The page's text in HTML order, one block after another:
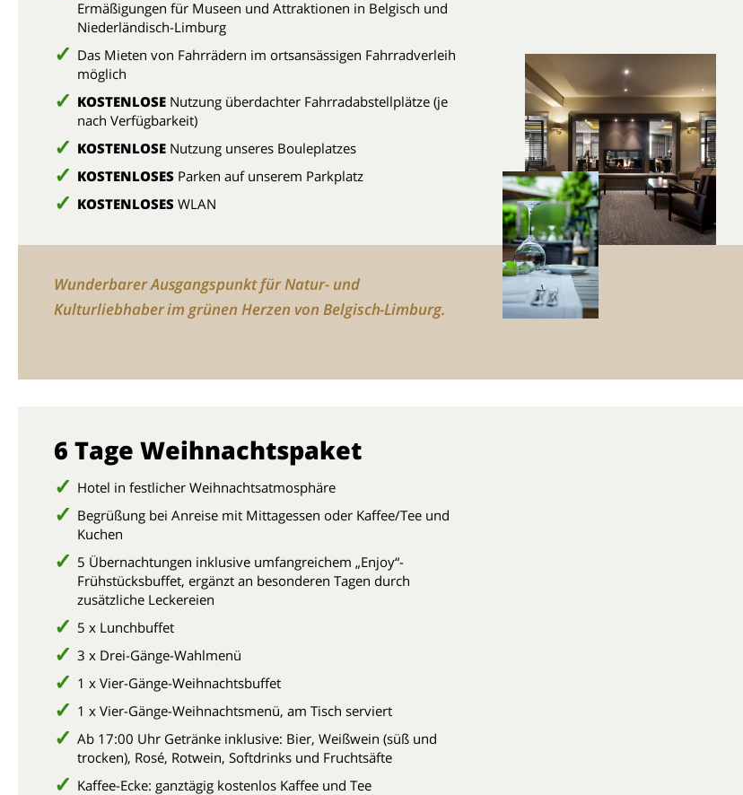
Ermäßigungen für Museen und Attraktionen in Belgisch und
Niederländisch-Limburg
Das Mieten von Fahrrädern im ortsansässigen Fahrradverleih
möglich
KOSTENLOSE Nutzung überdachter Fahrradabstellplätze (je
nach Verfügbarkeit)
KOSTENLOSE Nutzung unseres Bouleplatzes
KOSTENLOSES Parken auf unserem Parkplatz
KOSTENLOSES WLAN
Wunderbarer Ausgangspunkt für Natur- und
Kulturliebhaber im grünen Herzen von Belgisch-Limburg.
6 Tage Weihnachtspaket
Hotel in festlicher Weihnachtsatmosphäre
Begrüßung bei Anreise mit Mittagessen oder Kaffee/Tee und
Kuchen
5 Übernachtungen inklusive umfangreichem „Enjoy“-
Frühstücksbuffet, ergänzt an besonderen Tagen durch
zusätzliche Leckereien
5 x Lunchbuffet
3 x Drei-Gänge-Wahlmenü
1 x Vier-Gänge-Weihnachtsbuffet
1 x Vier-Gänge-Weihnachtsmenü, am Tisch serviert
Ab 17:00 Uhr Getränke inklusive: Bier, Weißwein (süß und
trocken), Rosé, Rotwein, Softdrinks und Fruchtsäfte
Kaffee-Ecke: ganztägig kostenlos Kaffee und Tee